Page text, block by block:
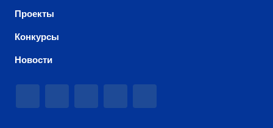
Проекты
Конкурсы
Новости